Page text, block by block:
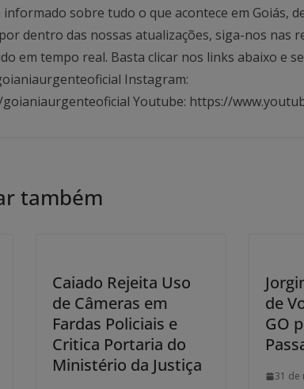
sobre tudo o que acontece em Goiás,
dentro das nossas atualizações, siga-nos nas
em tempo real. Basta clicar nos links abaixo e
Instagram:
Youtube: https://
também
Caiado Rejeita Uso
de Câmeras em
Fardas Policiais e
Critica Portaria do
Ministério da Justiça
de
GO
31 de